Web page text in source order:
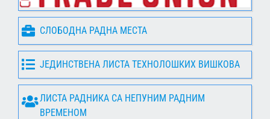
СЛОБОДНА РАДНА МЕСТА
ЈЕДИНСТВЕНА ЛИСТА ТЕХНОЛОШКИХ ВИШКОВА
ЛИСТА РАДНИКА СА НЕПУНИМ РАДНИМ
ВРЕМЕНОМ